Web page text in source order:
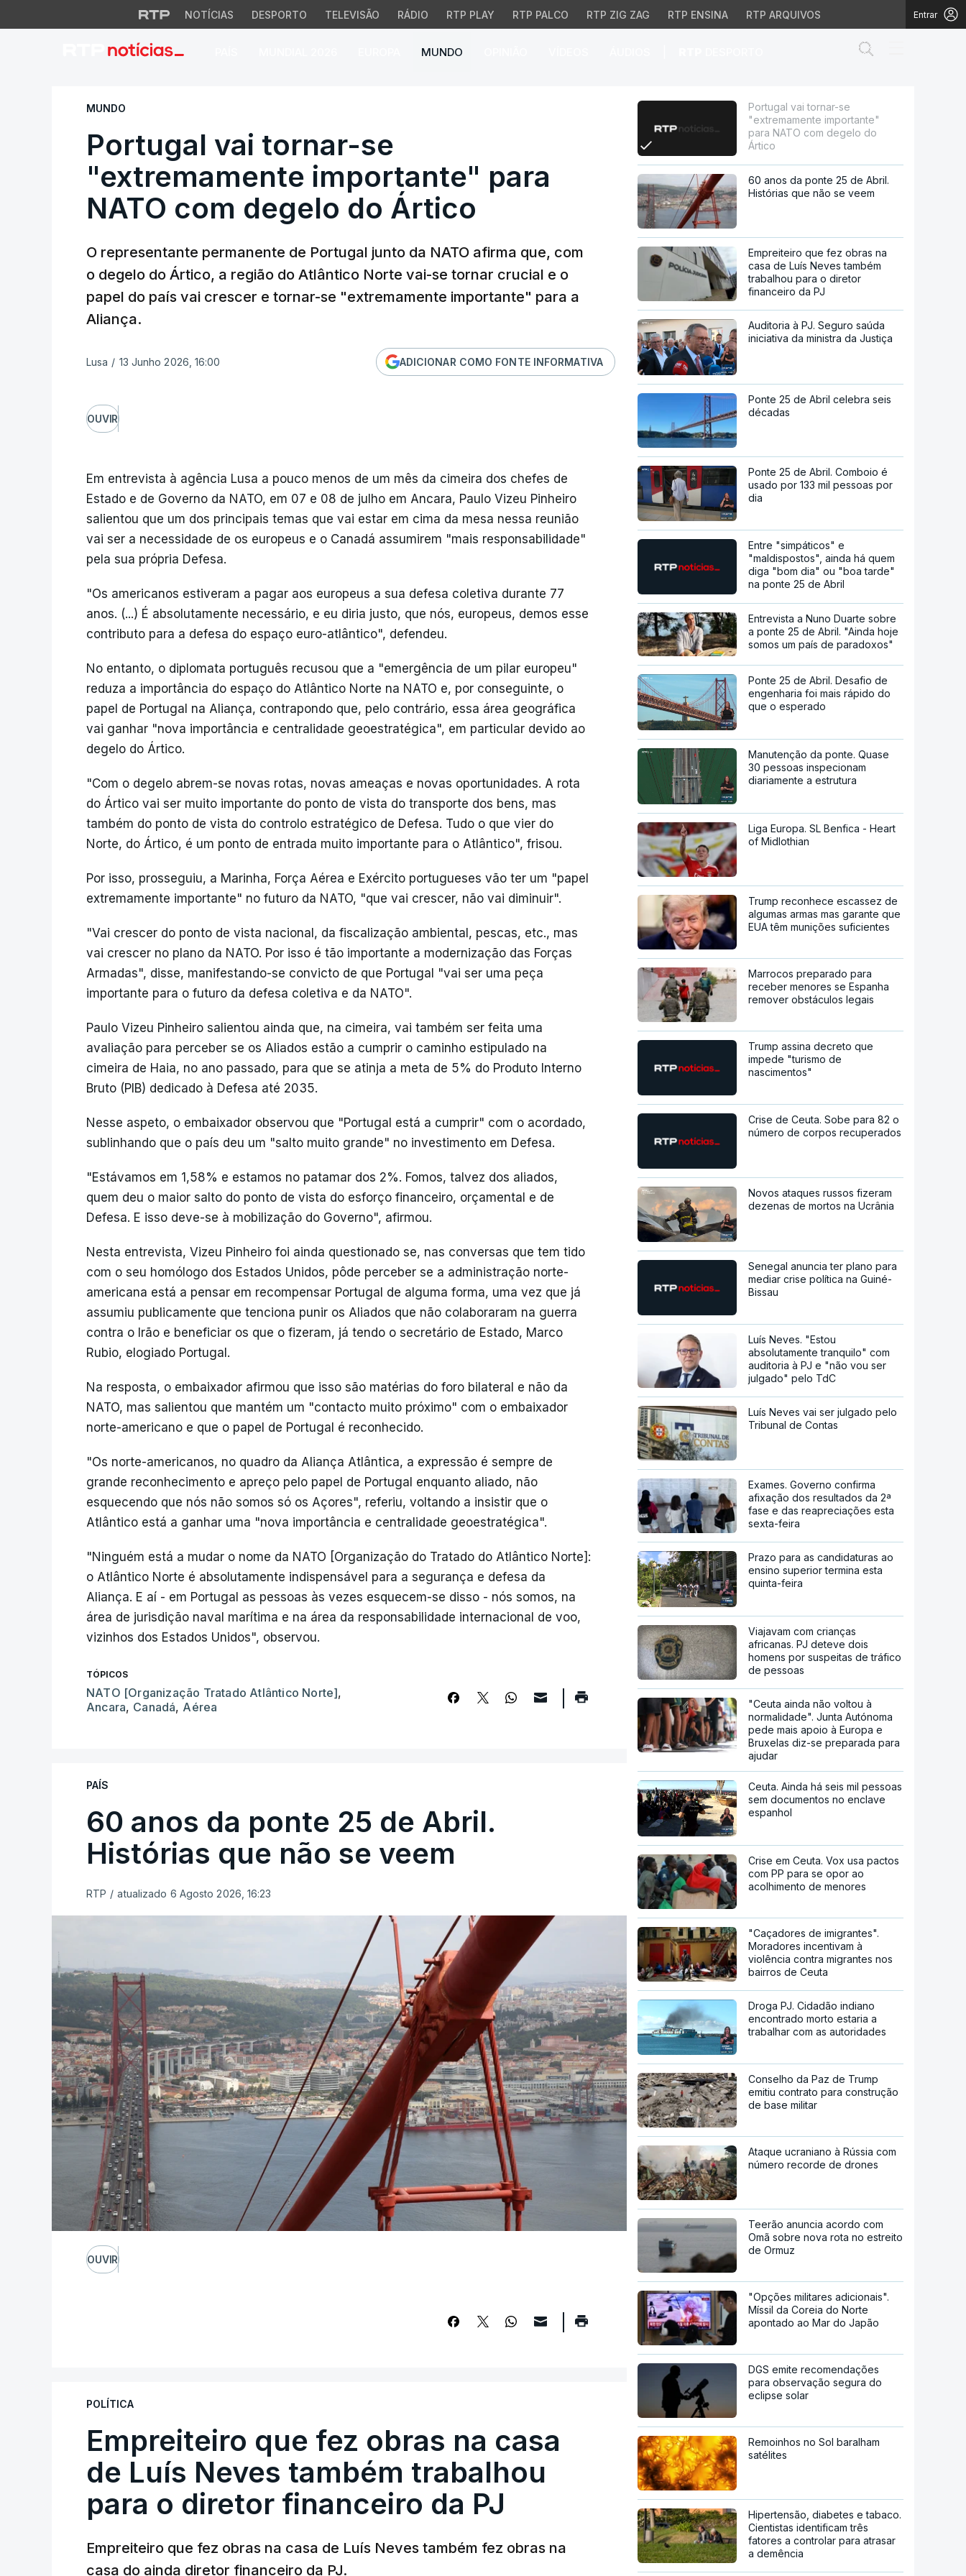
NOTÍCIAS DESPORTO TELEVISÃO RÁDIO RTP PLAY RTP PALCO RTP ZIG ZAG RTP ENSINA RTP ARQUIVOS Entrar
MUNDO
Portugal vai tornar-se "extremamente importante" para NATO
MUNDO
Portugal vai tornar-se
"extremamente importante" para
NATO com degelo do Ártico
O representante permanente de Portugal junto da NATO afirma que, com
o degelo do Ártico, a região do Atlântico Norte vai-se tornar crucial e o
papel do país vai crescer e tornar-se "extremamente importante" para a
Aliança.
Lusa / 13 Junho 2026, 16:00 ADICIONAR COMO FONTE INFORMATIVA
OUVIR
Em entrevista à agência Lusa a pouco menos de um mês da cimeira dos chefes de
Estado e de Governo da NATO, em 07 e 08 de julho em Ancara, Paulo Vizeu Pinheiro
salientou que um dos principais temas que vai estar em cima da mesa nessa reunião
vai ser a necessidade de os europeus e o Canadá assumirem "mais responsabilidade"
pela sua própria Defesa.
"Os americanos estiveram a pagar aos europeus a sua defesa coletiva durante 77
anos. (...) É absolutamente necessário, e eu diria justo, que nós, europeus, demos esse
contributo para a defesa do espaço euro-atlântico", defendeu.
No entanto, o diplomata português recusou que a "emergência de um pilar europeu"
reduza a importância do espaço do Atlântico Norte na NATO e, por conseguinte, o
papel de Portugal na Aliança, contrapondo que, pelo contrário, essa área geográfica
vai ganhar "nova importância e centralidade geoestratégica", em particular devido ao
degelo do Ártico.
"Com o degelo abrem-se novas rotas, novas ameaças e novas oportunidades. A rota
do Ártico vai ser muito importante do ponto de vista do transporte dos bens, mas
também do ponto de vista do controlo estratégico de Defesa. Tudo o que vier do
Norte, do Ártico, é um ponto de entrada muito importante para o Atlântico", frisou.
Por isso, prosseguiu, a Marinha, Força Aérea e Exército portugueses vão ter um "papel
extremamente importante" no futuro da NATO, "que vai crescer, não vai diminuir".
"Vai crescer do ponto de vista nacional, da fiscalização ambiental, pescas, etc., mas
vai crescer no plano da NATO. Por isso é tão importante a modernização das Forças
Armadas", disse, manifestando-se convicto de que Portugal "vai ser uma peça
importante para o futuro da defesa coletiva e da NATO".
Paulo Vizeu Pinheiro salientou ainda que, na cimeira, vai também ser feita uma
avaliação para perceber se os Aliados estão a cumprir o caminho estipulado na
cimeira de Haia, no ano passado, para que se atinja a meta de 5% do Produto Interno
Bruto (PIB) dedicado à Defesa até 2035.
Nesse aspeto, o embaixador observou que "Portugal está a cumprir" com o acordado,
sublinhando que o país deu um "salto muito grande" no investimento em Defesa.
"Estávamos em 1,58% e estamos no patamar dos 2%. Fomos, talvez dos aliados,
quem deu o maior salto do ponto de vista do esforço financeiro, orçamental e de
Defesa. E isso deve-se à mobilização do Governo", afirmou.
Nesta entrevista, Vizeu Pinheiro foi ainda questionado se, nas conversas que tem tido
com o seu homólogo dos Estados Unidos, pôde perceber se a administração norte-
americana está a pensar em recompensar Portugal de alguma forma, uma vez que já
assumiu publicamente que tenciona punir os Aliados que não colaboraram na guerra
contra o Irão e beneficiar os que o fizeram, já tendo o secretário de Estado, Marco
Rubio, elogiado Portugal.
Na resposta, o embaixador afirmou que isso são matérias do foro bilateral e não da
NATO, mas salientou que mantém um "contacto muito próximo" com o embaixador
norte-americano e que o papel de Portugal é reconhecido.
"Os norte-americanos, no quadro da Aliança Atlântica, a expressão é sempre de
grande reconhecimento e apreço pelo papel de Portugal enquanto aliado, não
esquecendo que nós não somos só os Açores", referiu, voltando a insistir que o
Atlântico está a ganhar uma "nova importância e centralidade geoestratégica".
"Ninguém está a mudar o nome da NATO [Organização do Tratado do Atlântico Norte]:
o Atlântico Norte é absolutamente indispensável para a segurança e defesa da
Aliança. E aí - em Portugal as pessoas às vezes esquecem-se disso - nós somos, na
área de jurisdição naval marítima e na área da responsabilidade internacional de voo,
vizinhos dos Estados Unidos", observou.
TÓPICOS
NATO [Organização Tratado Atlântico Norte],
Ancara, Canadá, Aérea
PAÍS
60 anos da ponte 25 de Abril.
Histórias que não se veem
RTP / atualizado 6 Agosto 2026, 16:23
OUVIR
POLÍTICA
Empreiteiro que fez obras na casa
de Luís Neves também trabalhou
para o diretor financeiro da PJ
Empreiteiro que fez obras na casa de Luís Neves também fez obras na
casa do ainda diretor financeiro da PJ.
Portugal vai tornar-se
"extremamente importante"
para NATO com degelo do
Ártico
60 anos da ponte 25 de Abril.
Histórias que não se veem
Empreiteiro que fez obras na
casa de Luís Neves também
trabalhou para o diretor
financeiro da PJ
Auditoria à PJ. Seguro saúda
iniciativa da ministra da Justiça
Ponte 25 de Abril celebra seis
décadas
Ponte 25 de Abril. Comboio é
usado por 133 mil pessoas por
dia
Entre "simpáticos" e
"maldispostos", ainda há quem
diga "bom dia" ou "boa tarde"
na ponte 25 de Abril
Entrevista a Nuno Duarte sobre
a ponte 25 de Abril. "Ainda hoje
somos um país de paradoxos"
Ponte 25 de Abril. Desafio de
engenharia foi mais rápido do
que o esperado
Manutenção da ponte. Quase
30 pessoas inspecionam
diariamente a estrutura
Liga Europa. SL Benfica - Heart
of Midlothian
Trump reconhece escassez de
algumas armas mas garante que
EUA têm munições suficientes
Marrocos preparado para
receber menores se Espanha
remover obstáculos legais
Trump assina decreto que
impede "turismo de
nascimentos"
Crise de Ceuta. Sobe para 82 o
número de corpos recuperados
Novos ataques russos fizeram
dezenas de mortos na Ucrânia
Senegal anuncia ter plano para
mediar crise política na Guiné-
Bissau
Luís Neves. "Estou
absolutamente tranquilo" com
auditoria à PJ e "não vou ser
julgado" pelo TdC
Luís Neves vai ser julgado pelo
Tribunal de Contas
Exames. Governo confirma
afixação dos resultados da 2ª
fase e das reapreciações esta
sexta-feira
Prazo para as candidaturas ao
ensino superior termina esta
quinta-feira
Viajavam com crianças
africanas. PJ deteve dois
homens por suspeitas de tráfico
de pessoas
"Ceuta ainda não voltou à
normalidade". Junta Autónoma
pede mais apoio à Europa e
Bruxelas diz-se preparada para
ajudar
Ceuta. Ainda há seis mil pessoas
sem documentos no enclave
espanhol
Crise em Ceuta. Vox usa pactos
com PP para se opor ao
acolhimento de menores
"Caçadores de imigrantes".
Moradores incentivam à
violência contra migrantes nos
bairros de Ceuta
Droga PJ. Cidadão indiano
encontrado morto estaria a
trabalhar com as autoridades
Conselho da Paz de Trump
emitiu contrato para construção
de base militar
Ataque ucraniano à Rússia com
número recorde de drones
Teerão anuncia acordo com
Omã sobre nova rota no estreito
de Ormuz
"Opções militares adicionais".
Míssil da Coreia do Norte
apontado ao Mar do Japão
DGS emite recomendações
para observação segura do
eclipse solar
Remoinhos no Sol baralham
satélites
Hipertensão, diabetes e tabaco.
Cientistas identificam três
fatores a controlar para atrasar
a demência